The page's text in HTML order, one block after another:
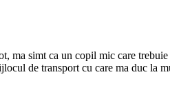
ma simt ca un copil mic care
de transport cu care ma duc la